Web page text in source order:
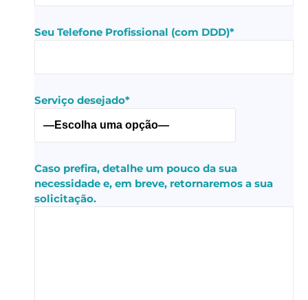
Seu Telefone Profissional (com DDD)*
Serviço desejado*
Caso prefira, detalhe um pouco da sua
necessidade e, em breve, retornaremos a sua
solicitação.